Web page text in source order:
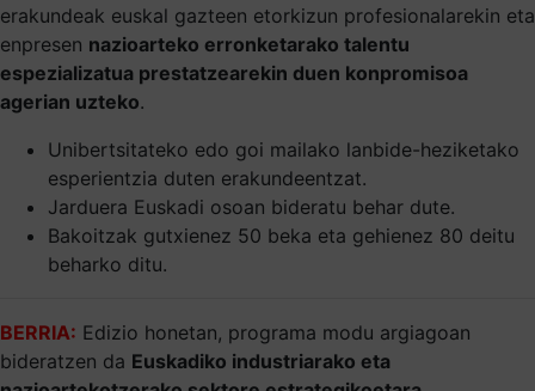
erakundeak euskal gazteen etorkizun profesionalarekin eta
enpresen nazioarteko erronketarako talentu
espezializatua prestatzearekin duen konpromisoa
agerian uzteko.
Unibertsitateko edo goi mailako lanbide-heziketako
esperientzia duten erakundeentzat.
Jarduera Euskadi osoan bideratu behar dute.
Bakoitzak gutxienez 50 beka eta gehienez 80 deitu
beharko ditu.
BERRIA: Edizio honetan, programa modu argiagoan
bideratzen da Euskadiko industriarako eta